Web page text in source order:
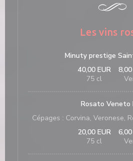
Les vins
Minuty prestige
40,00 EUR
75 cl
Rosato Veneto
Cépages : Corvina, Veronese,
20,00 EUR
75 cl